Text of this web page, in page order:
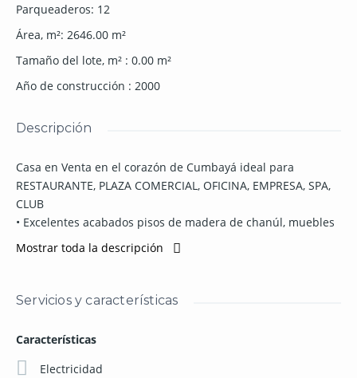
Parqueaderos: 12
Área, m²: 2646.00 m²
Tamaño del lote, m² : 0.00 m²
Año de construcción : 2000
Descripción
Casa en Venta en el corazón de Cumbayá ideal para
RESTAURANTE, PLAZA COMERCIAL, OFICINA, EMPRESA, SPA,
CLUB
• Excelentes acabados pisos de madera de chanúl, muebles
de cocina, closets, lámparas colgantes importadas de cristal
de bohemia, baños remodelados con porcelanato italiano
• 2646 m2 terreno
• 4 Dormitorios cada uno con baño y closet
• 3 Salas amplias
Mostrar toda la descripción
Servicios y características
Características
Electricidad